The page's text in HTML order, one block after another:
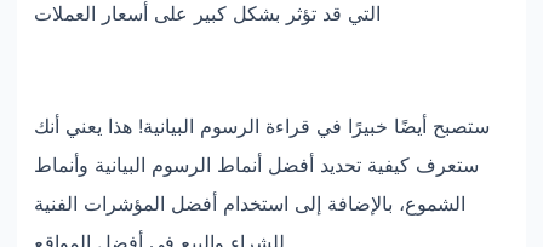
التي قد تؤثر بشكل كبير على أسعار العملات
ستصبح أيضًا خبيرًا في قراءة الرسوم البيانية! هذا يعني أنك
ستعرف كيفية تحديد أفضل أنماط الرسوم البيانية وأنماط
الشموع، بالإضافة إلى استخدام أفضل المؤشرات الفنية
للشراء والبيع في أفضل المواقع